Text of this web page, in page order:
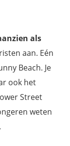
als
aan. Eén
Beach. Je
ook het
Street
weten